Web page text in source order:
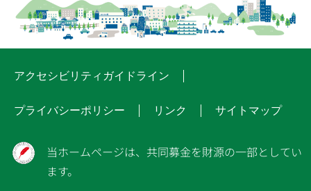
アクセシビリティガイドライン
プライバシーポリシー リンク サイトマップ
当ホームページは、共同募金を財源の一部としてい
ます。